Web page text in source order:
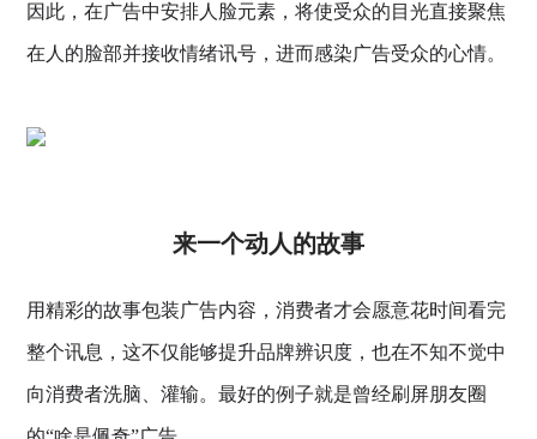
因此，在广告中安排人脸元素，将使受众的目光直接聚焦
在人的脸部并接收情绪讯号，进而感染广告受众的心情。
来一个动人的故事
用精彩的故事包装广告内容，消费者才会愿意花时间看完
整个讯息，这不仅能够提升品牌辨识度，也在不知不觉中
向消费者洗脑、灌输。最好的例子就是曾经刷屏朋友圈